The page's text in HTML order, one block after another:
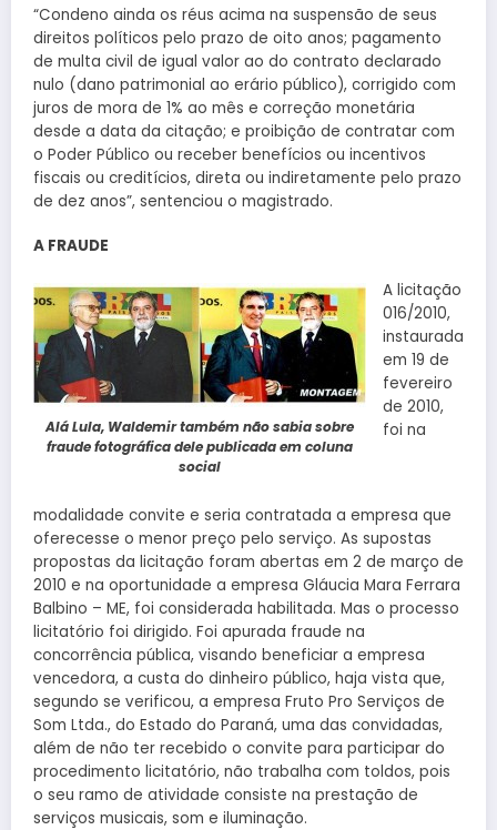
“Condeno ainda os réus acima na suspensão de seus
direitos políticos pelo prazo de oito anos; pagamento
de multa civil de igual valor ao do contrato declarado
nulo (dano patrimonial ao erário público), corrigido com
juros de mora de 1% ao mês e correção monetária
desde a data da citação; e proibição de contratar com
o Poder Público ou receber benefícios ou incentivos
fiscais ou creditícios, direta ou indiretamente pelo prazo
de dez anos”, sentenciou o magistrado.
A FRAUDE
Alá Lula, Waldemir também não sabia sobre
fraude fotográfica dele publicada em coluna
social
A licitação
016/2010,
instaurada
em 19 de
fevereiro
de 2010,
foi na
modalidade convite e seria contratada a empresa que
oferecesse o menor preço pelo serviço. As supostas
propostas da licitação foram abertas em 2 de março de
2010 e na oportunidade a empresa Gláucia Mara Ferrara
Balbino – ME, foi considerada habilitada. Mas o processo
licitatório foi dirigido. Foi apurada fraude na
concorrência pública, visando beneficiar a empresa
vencedora, a custa do dinheiro público, haja vista que,
segundo se verificou, a empresa Fruto Pro Serviços de
Som Ltda., do Estado do Paraná, uma das convidadas,
além de não ter recebido o convite para participar do
procedimento licitatório, não trabalha com toldos, pois
o seu ramo de atividade consiste na prestação de
serviços musicais, som e iluminação.